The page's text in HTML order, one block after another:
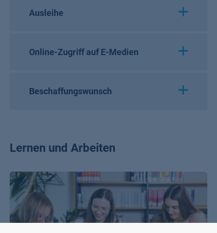
Ausleihe
Online-Zugriff auf E-Medien
Beschaffungswunsch
Lernen und Arbeiten